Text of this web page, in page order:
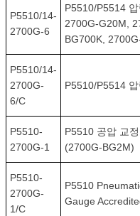
P5510/14-
2700G-6
P5510/P5514
2700G-G20M,
BG700K,
P5510/14-
2700G-
6/C
P5510/P5514
P5510-
2700G-1
P5510 공압 교
(2700G-BG2M)
P5510-
2700G-
1/C
P5510
Gauge